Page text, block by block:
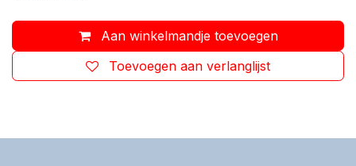
Aan winkelmandje toevoegen
Toevoegen aan verlanglijst